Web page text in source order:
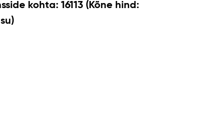
kohta: 16113 (Kõne hind: